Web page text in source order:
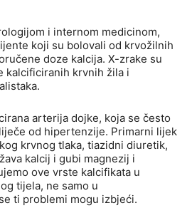
i internom medicinom,
koji su bolovali od krvožilnih
doze kalcija. X-zrake su
kalcificiranih krvnih žila i
arterija dojke, koja se često
od hipertenzije. Primarni lijek
krvnog tlaka, tiazidni diuretik,
kalcij i gubi magnezij i
ove vrste kalcifikata u
tijela, ne samo u
ti problemi mogu izbjeći.